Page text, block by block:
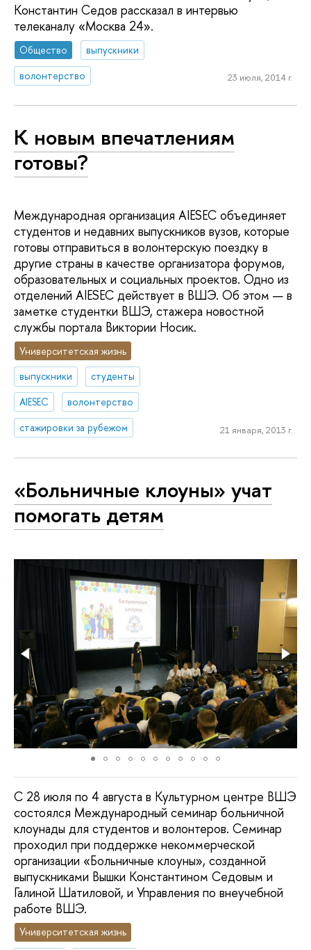
Константин Седов рассказал в интервью
телеканалу «Москва 24».
Общество
выпускники
волонтерство
23 июля, 2014 г.
К новым впечатлениям
готовы?
Международная организация AIESEC объединяет
студентов и недавних выпускников вузов, которые
готовы отправиться в волонтерскую поездку в
другие страны в качестве организатора форумов,
образовательных и социальных проектов. Одно из
отделений AIESEC действует в ВШЭ. Об этом — в
заметке студентки ВШЭ, стажера новостной
службы портала Виктории Носик.
Университетская жизнь
выпускники
студенты
AIESEC
волонтерство
стажировки за рубежом
21 января, 2013 г.
«Больничные клоуны» учат
помогать детям
С 28 июля по 4 августа в Культурном центре ВШЭ
состоялся Международный семинар больничной
клоунады для студентов и волонтеров. Семинар
проходил при поддержке некоммерческой
организации «Больничные клоуны», созданной
выпускниками Вышки Константином Седовым и
Галиной Шатиловой, и Управления по внеучебной
работе ВШЭ.
Университетская жизнь